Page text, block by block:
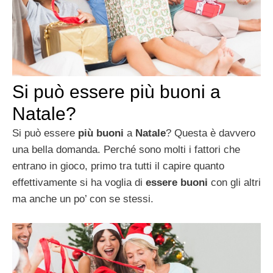
Si può essere più buoni a
Natale?
Si può essere più buoni a Natale? Questa è davvero
una bella domanda. Perché sono molti i fattori che
entrano in gioco, primo tra tutti il capire quanto
effettivamente si ha voglia di essere buoni con gli altri
ma anche un po’ con se stessi.